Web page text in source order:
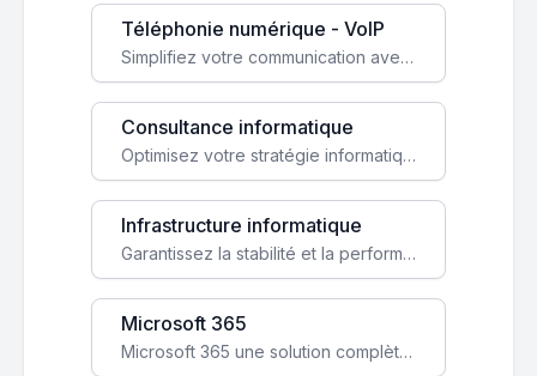
Téléphonie numérique - VoIP
Simplifiez votre communication avec une solution VoIP flexible, économique et adaptée à vos besoins professionnels.
Consultance informatique
Optimisez votre stratégie informatique avec l'expertise de nos consultants pour améliorer votre efficacité et sécurité.
Infrastructure informatique
Garantissez la stabilité et la performance de votre entreprise avec une infrastructure IT sécurisée et évolutive.
Microsoft 365
Microsoft 365 une solution complète qui booste votre productivité, renforce la sécurité de vos données et facilite la collaboration.